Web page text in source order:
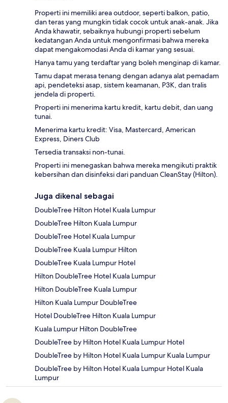
Properti ini memiliki area outdoor, seperti balkon, patio,
dan teras yang mungkin tidak cocok untuk anak-anak. Jika
Anda khawatir, sebaiknya hubungi properti sebelum
kedatangan Anda untuk mengonfirmasi bahwa mereka
dapat mengakomodasi Anda di kamar yang sesuai.
Hanya tamu yang terdaftar yang boleh menginap di kamar.
Tamu dapat merasa tenang dengan adanya alat pemadam
api, pendeteksi asap, sistem keamanan, P3K, dan tralis
jendela di properti.
Properti ini menerima kartu kredit, kartu debit, dan uang
tunai.
Menerima kartu kredit: Visa, Mastercard, American
Express, Diners Club
Tersedia transaksi non-tunai.
Properti ini menegaskan bahwa mereka mengikuti praktik
kebersihan dan disinfeksi dari panduan CleanStay (Hilton).
Juga dikenal sebagai
DoubleTree Hilton Hotel Kuala Lumpur
DoubleTree Hilton Kuala Lumpur
DoubleTree Hotel Kuala Lumpur
DoubleTree Kuala Lumpur Hilton
DoubleTree Kuala Lumpur Hotel
Hilton DoubleTree Hotel Kuala Lumpur
Hilton DoubleTree Kuala Lumpur
Hilton Kuala Lumpur DoubleTree
Hotel DoubleTree Hilton Kuala Lumpur
Kuala Lumpur Hilton DoubleTree
DoubleTree by Hilton Hotel Kuala Lumpur Hotel
DoubleTree by Hilton Hotel Kuala Lumpur Kuala Lumpur
DoubleTree by Hilton Hotel Kuala Lumpur Hotel Kuala
Lumpur